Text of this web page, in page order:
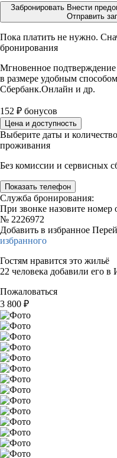
Забронировать Внести
Отправить
Пока платить не нужно.
бронирования
Мгновенное
в размере удобным
Сбербанк.Онлайн и др.
152 ₽ бонусов
Цена и доступность
Выберите даты и
проживания
Без комиссии и сервисных
Показать телефон
Служба бронирования:
При звонке назовите номер
№ 2226972
Добавить в избранное
избранного
Гостям нравится это жильё
22 человека добавили его в
Пожаловаться
3 800 ₽